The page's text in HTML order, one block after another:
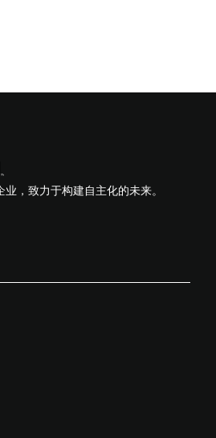
，致力于构建自主化的未来。